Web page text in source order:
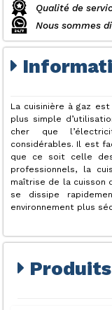
Qualité de
Nous sommes
La cuisinière à gaz
plus simple
cher que
considérables. Il est
que ce soit celle
professionnels, la
maîtrise de la cuisson
se dissipe
environnement plus